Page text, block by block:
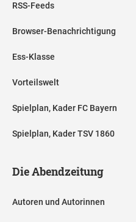
RSS-Feeds
Browser-Benachrichtigung
Ess-Klasse
Vorteilswelt
Spielplan, Kader FC Bayern
Spielplan, Kader TSV 1860
Die Abendzeitung
Autoren und Autorinnen